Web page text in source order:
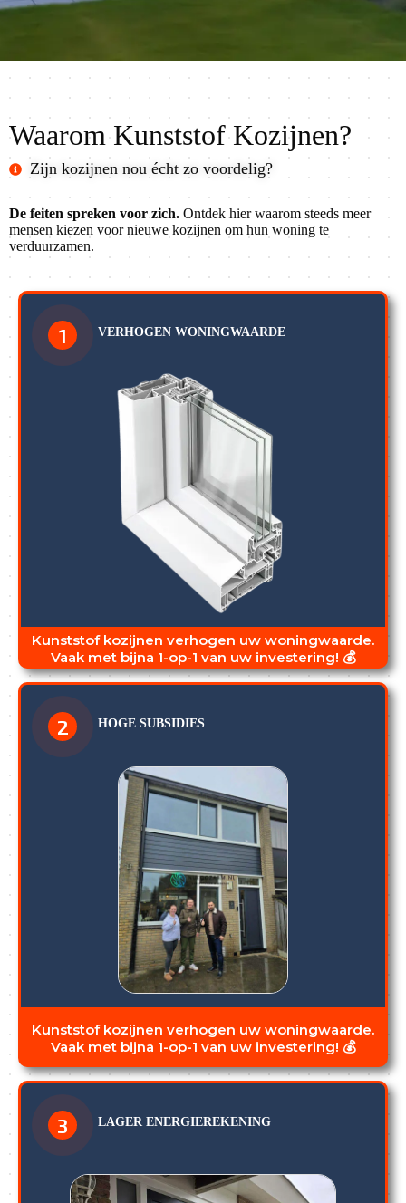
Waarom Kunststof Kozijnen?
Zijn kozijnen nou écht zo voordelig?
De feiten spreken voor zich. Ontdek hier waarom steeds meer
mensen kiezen voor nieuwe kozijnen om hun woning te
verduurzamen.
1 VERHOGEN WONINGWAARDE
Kunststof kozijnen verhogen uw woningwaarde.
Vaak met bijna 1-op-1 van uw investering! 💰
2 HOGE SUBSIDIES
Kunststof kozijnen verhogen uw woningwaarde.
Vaak met bijna 1-op-1 van uw investering! 💰
3 LAGER ENERGIEREKENING